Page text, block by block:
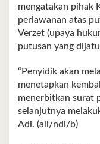
mengatakan pihak
perlawanan atas
Verzet (upaya
putusan yang
“Penyidik akan
menetapkan
menerbitkan surat
selanjutnya
Adi. (ali/ndi/b)